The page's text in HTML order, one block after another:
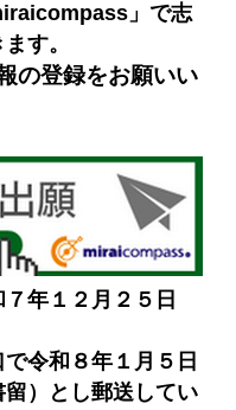
」で志
す。
の登録をお願いい
１２月２５日
令和８年１月５日
留）とし郵送してい